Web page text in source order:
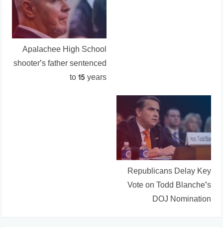
Apalachee High School
shooter’s father sentenced
to 15 years
Republicans Delay Key
Vote on Todd Blanche’s
DOJ Nomination